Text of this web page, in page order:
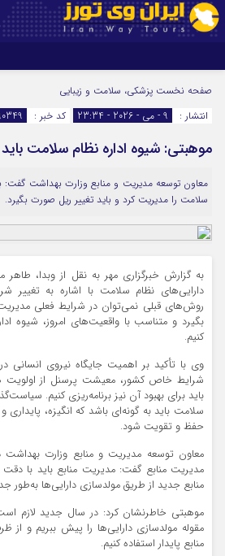
اینستاگرام
صفحه نخست پزشکی، سلامت و زیبایی
انتشار :
9 - می - 2026 - 23:34 کد خبر :
موهبتی: شیوه اداره نظام سلامت باید
معاون توسعه مدیریت و منابع وزارت بهداشت گفت:
سلامت را مدیریت کرد و باید تغییر ریل صورت بگیرد.
به گزارش خبرگزاری مهر به نقل از وبدا،
دارایی‌های نظام سلامت با اشاره به تغییر
روش‌های قبلی نمی‌توان در شرایط فعلی
بگیرد و متناسب با واقعیت‌های امروز، شیوه
کنیم.
وی با تأکید بر اهمیت جایگاه نیروی انسانی
شرایط خاص کشور، معیشت پرسنل از
باید برای بهبود آن نیز برنامه‌ریزی کنیم.
سلامت باید به گونه‌ای باشد که انگیزه،
حفظ و تقویت شود.
معاون توسعه مدیریت و منابع وزارت بهداشت
مدیریت منابع گفت: مدیریت منابع باید با
منابع جدید از طریق مولدسازی دارایی‌ها به‌طور
موهبتی خاطرنشان کرد: در سال جدید لازم
مقوله مولدسازی دارایی‌ها را پیش ببریم و از
منابع پایدار استفاده کنیم.